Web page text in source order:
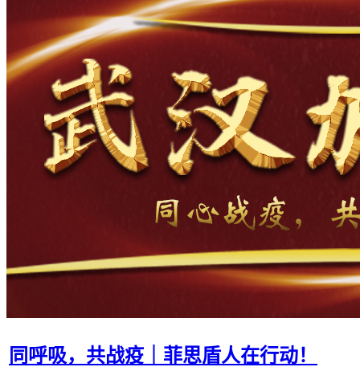
同呼吸，共战疫｜菲思盾人在行动！